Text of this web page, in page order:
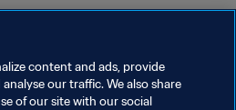
content and ads, provide
our traffic. We also share
of our site with our social